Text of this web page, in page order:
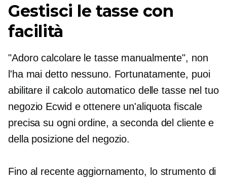
Gestisci le tasse con
facilità
"Adoro calcolare le tasse manualmente", non
l'ha mai detto nessuno. Fortunatamente, puoi
abilitare il calcolo automatico delle tasse nel tuo
negozio Ecwid e ottenere un'aliquota fiscale
precisa su ogni ordine, a seconda del cliente e
della posizione del negozio.
Fino al recente aggiornamento, lo strumento di